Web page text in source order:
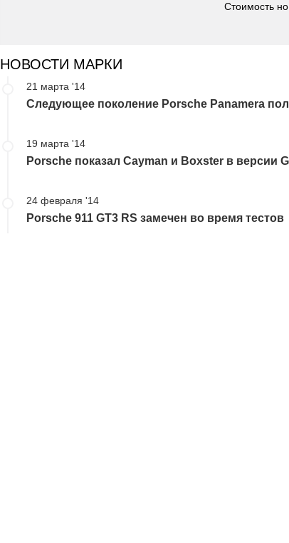
Стоимость
НОВОСТИ МАРКИ
21 марта '14
Следующее поколение Porsche Panamera
19 марта '14
Porsche показал Cayman и Boxster в версии
24 февраля '14
Porsche 911 GT3 RS замечен во время тестов